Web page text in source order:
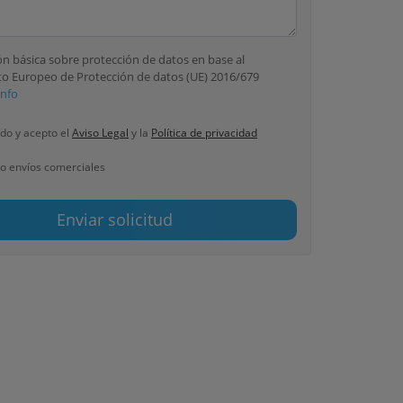
básica sobre protección de datos en base al
Europeo de Protección de datos (UE) 2016/679
y acepto el Aviso Legal y la Política de privacidad
envíos comerciales
Enviar solicitud